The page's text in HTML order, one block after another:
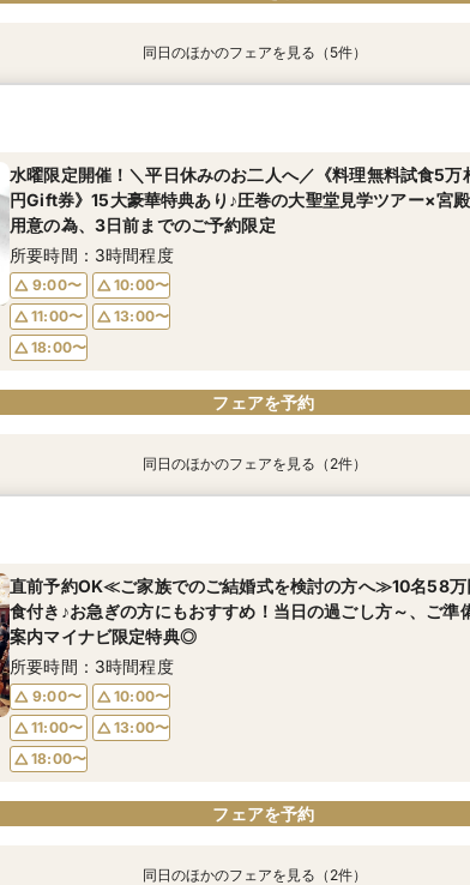
【マイナビ限定AM特典あり】＼ロイヤルチェスター太田
所要時間：3時間程度
9:00〜
10:00〜
11:00〜
13:00〜
18:00〜
最短3ヶ月で準備が間に合う×マタニティ＆パパママ婚も
所要時間：2時間程度
9:00〜
10:00〜
11:00〜
13:00〜
18:00〜
【初めてのご相談の方へ】1件目来館1万円gift券┃最大150
所要時間：3時間程度
9:00〜
10:00〜
11:00〜
13:00〜
18:00〜
【ご家族でのご結婚を検討の方へ】10名58万円～┃お急
所要時間：2時間30分程度
9:00〜
10:00〜
11:00〜
13:00〜
18:00〜
最短3ヶ月で準備が間に合う【20名様×93万円】本格クラ
所要時間：2時間程度
9:00〜
10:00〜
11:00〜
13:00〜
18:00〜
同日のほかのフェアを見る（5件）
水曜限定開催！＼平日休みのお二人へ／《料理無料試食5万
円Gift券》15大豪華特典あり♪圧巻の大聖堂見学ツアー×宮
用意の為、3日前までのご予約限定
所要時間：3時間程度
9:00〜
10:00〜
11:00〜
13:00〜
18:00〜
フェアを予約
直前予約OK≪ご家族でのご結婚式を検討の方へ≫10名58
案内マイナビ限定特典◎
所要時間：3時間程度
9:00〜
10:00〜
11:00〜
13:00〜
18:00〜
9:00〜
10:00〜
11:00〜
13:00〜
18:00〜
同日のほかのフェアを見る（2件）
直前予約OK≪ご家族でのご結婚式を検討の方へ≫10名58万
食付き♪お急ぎの方にもおすすめ！当日の過ごし方～、ご準
案内マイナビ限定特典◎
所要時間：3時間程度
9:00〜
10:00〜
11:00〜
13:00〜
18:00〜
フェアを予約
同日のほかのフェアを見る（2件）